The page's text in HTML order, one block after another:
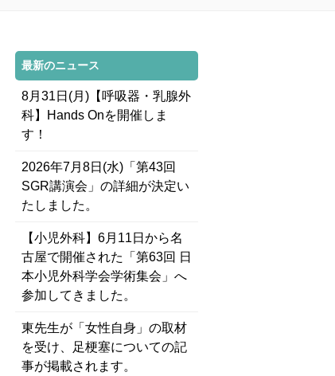
最新のニュース
8月31日(月)【呼吸器・乳腺外
科】Hands Onを開催しま
す！
2026年7月8日(水)「第43回
SGR講演会」の詳細が決定い
たしました。
【小児外科】6月11日から名
古屋で開催された「第63回 日
本小児外科学会学術集会」へ
参加してきました。
東先生が「女性自身」の取材
を受け、足梗塞についての記
事が掲載されます。